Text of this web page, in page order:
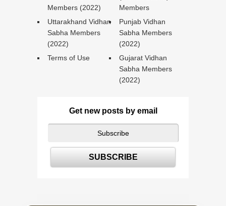
Members (2022)
Members
Uttarakhand Vidhan
Sabha Members
(2022)
Punjab Vidhan
Sabha Members
(2022)
Terms of Use
Gujarat Vidhan
Sabha Members
(2022)
Get new posts by email